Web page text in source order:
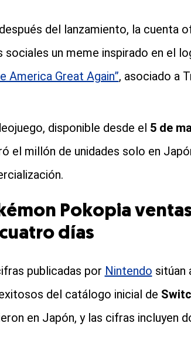
del lanzamiento, la cuenta
sociales un meme inspirado en el
America Great Again”, asociado a
disponible desde el 5 de
el millón de unidades solo en
Pokopia
días
publicadas por Nintendo sitúan
del catálogo inicial de
en Japón, y las cifras incluyen